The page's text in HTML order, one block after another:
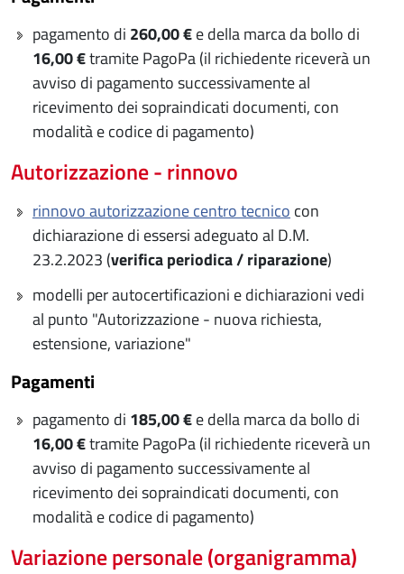
pagamento di 260,00 €e della marca da bollo di
16,00 €tramite PagoPa (il richiedente riceverà un
avviso di pagamento successivamente al
ricevimento dei sopraindicati documenti, con
modalità e codice di pagamento)
Autorizzazione - rinnovo
rinnovo autorizzazione centro tecnico con
dichiarazione di essersi adeguato al D.M.
23.2.2023 (verifica periodica / riparazione)
modelli per autocertificazioni e dichiarazioni vedi
al punto "Autorizzazione - nuova richiesta,
estensione, variazione"
Pagamenti
pagamento di 185,00 €e della marca da bollo di
16,00 €tramite PagoPa (il richiedente riceverà un
avviso di pagamento successivamente al
ricevimento dei sopraindicati documenti, con
modalità e codice di pagamento)
Variazione personale (organigramma)